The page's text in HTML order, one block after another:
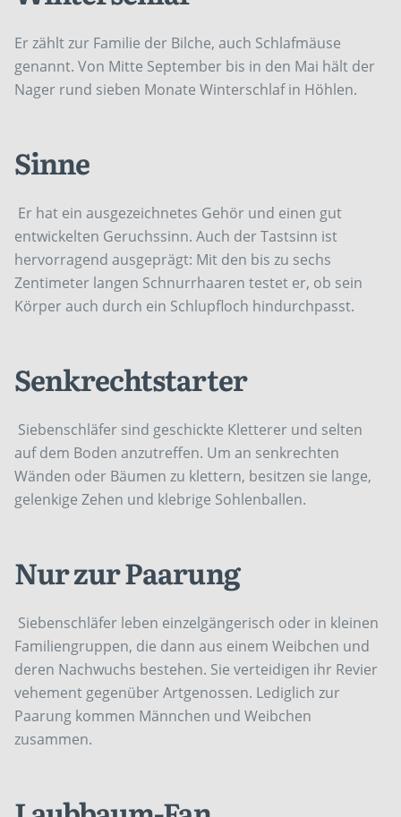
Er zählt zur Familie der Bilche, auch Schlafmäuse
genannt. Von Mitte September bis in den Mai hält der
Nager rund sieben Monate Winterschlaf in Höhlen.
Sinne
Er hat ein ausgezeichnetes Gehör und einen gut
entwickelten Geruchssinn. Auch der Tastsinn ist
hervorragend ausgeprägt: Mit den bis zu sechs
Zentimeter langen Schnurrhaaren testet er, ob sein
Körper auch durch ein Schlupfloch hindurchpasst.
Senkrechtstarter
Siebenschläfer sind geschickte Kletterer und selten
auf dem Boden anzutreffen. Um an senkrechten
Wänden oder Bäumen zu klettern, besitzen sie lange,
gelenkige Zehen und klebrige Sohlenballen.
Nur zur Paarung
Siebenschläfer leben einzelgängerisch oder in kleinen
Familiengruppen, die dann aus einem Weibchen und
deren Nachwuchs bestehen. Sie verteidigen ihr Revier
vehement gegenüber Artgenossen. Lediglich zur
Paarung kommen Männchen und Weibchen
zusammen.